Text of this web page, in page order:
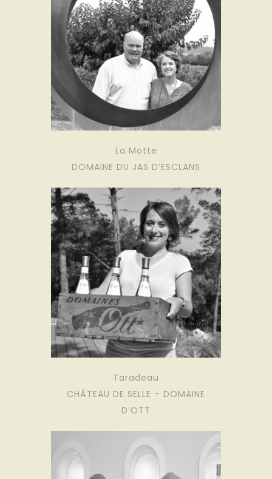
La Motte
DOMAINE DU JAS D’ESCLANS
Taradeau
CHÂTEAU DE SELLE – DOMAINE
D’OTT